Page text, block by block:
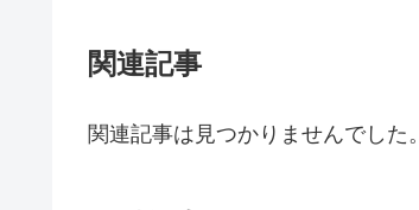
関連記事
関連記事は見つかりませんでした。